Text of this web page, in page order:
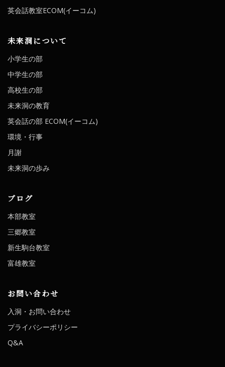
英会話教室ECOM(イーコム)
未来洞について
小学生の部
中学生の部
高校生の部
未来洞の教育
英会話の部 ECOM(イーコム)
環境・行事
月謝
未来洞の歩み
ブログ
本部教室
三郷教室
新生駒台教室
富雄教室
お問い合わせ
入洞・お問い合わせ
プライバシーポリシー
Q&A